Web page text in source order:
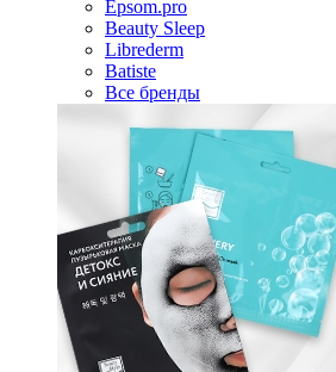
Epsom.pro
Beauty Sleep
Librederm
Batiste
Все бренды